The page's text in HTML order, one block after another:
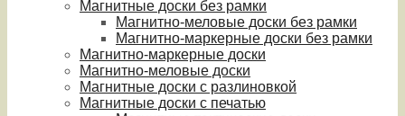
Магнитные доски без рамки
Магнитно-меловые доски без рамки
Магнитно-маркерные доски без рамки
Магнитно-маркерные доски
Магнитно-меловые доски
Магнитные доски с разлиновкой
Магнитные доски с печатью